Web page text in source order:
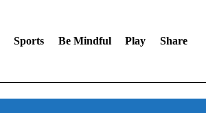
Sports Be Mindful Play Share